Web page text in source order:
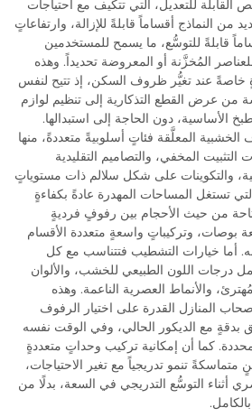
القابلة للتعديل، التي تتكيف مع احتياجات
من النماذج أقساماً قابلةً للإزالة، وارتفاعاتٍ
قابلةً للتوسُّع، ما يسمح للمستخدمين
المُخزَّنة أو المعروضة تحديداً. وهذه
خاصةً عند تغيُّر ظروف السكن، إذ تتيح لنفس
من عرض القطع التذكارية إلى تنظيم لوازم
الأساسية، دون الحاجة إلى استبدالها.
المعلَّقة فئاتٍ أسلوبيةً متعددةً، منها
المخفي، والتصاميم التقليدية
والتكوينات على شكل سلالم ذات مستوياتٍ
تستغل المساحات المهدرة عادةً بكفاءةٍ
من حيث الأحجام بين رفوفٍ فرديةٍ
بوصات، وتركيباتٍ واسعةٍ متعددة الأقسام
أما خيارات التشطيب فتتناسب مع كل
درجات اللون الطبيعي للخشب، والألوان
والأنماط العصرية الناعمة. وهذه
المنازل القدرة على اختيار الرفوف
بدقةٍ مع الديكور الحالي، وفي الوقت نفسه
كما أن إمكانية تركيب وحداتٍ متعددةٍ
تنمو تدريجياً مع تغير الاحتياجات،
أثناء التوسُّع التدريجي في السعة، بدلًا من